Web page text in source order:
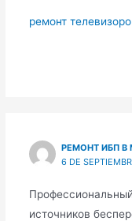
ремонт
РЕМОНТ ИБП В
6 DE
источников